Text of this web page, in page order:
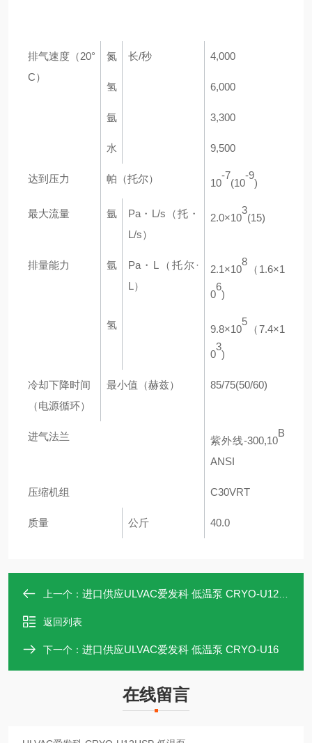
排气速度（20°
C）
氮 长/秒 4,000
氢 6,000
氩 3,300
水 9,500
达到压力 帕（托尔） 10
-7
(10
-9
)
最大流量 氩
Pa・L/s（托・
L/s）
2.0×10
3
(15)
排量能力 氩
Pa・L（托尔·
L）
2.1×10
8
（1.6×1
0
6
)
氢 9.8×10
5
（7.4×1
0
3
)
冷却下降时间
（电源循环）
最小值（赫兹） 85/75(50/60)
进气法兰 紫外线-300,10
B
ANSI
压缩机组 C30VRT
质量 公斤 40.0
上一个： 进口供应ULVAC爱发科 低温泵 CRYO-U12HL
返回列表
下一个： 进口供应ULVAC爱发科 低温泵 CRYO-U16
在线留言